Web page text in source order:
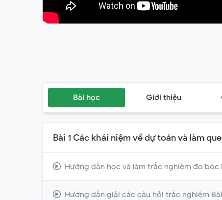
Bài học Giới thiệu
Bài 1 Các khái niệm về dự toán và làm
Hướng dẫn học và làm trắc nghiệm đo
Hướng dẫn giải các câu hỏi trắc nghiệm Bài